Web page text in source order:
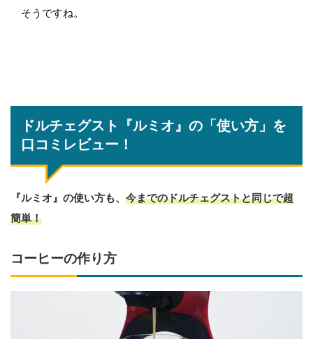
そうですね。
ドルチェグスト『ルミオ』の「使い方」を
口コミレビュー！
『ルミオ』の使い方も、 今までのドルチェグストと同じで超
簡単！
コーヒーの作り方